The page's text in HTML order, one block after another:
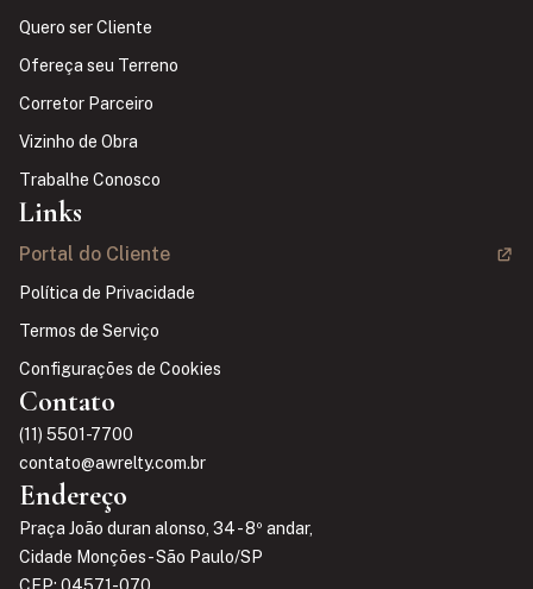
Quero ser Cliente
Ofereça seu Terreno
Corretor Parceiro
Vizinho de Obra
Trabalhe Conosco
Links
Portal do Cliente
Política de Privacidade
Termos de Serviço
Configurações de Cookies
Contato
(11) 5501-7700
contato@awrelty.com.br
Endereço
Praça João duran alonso, 34 - 8º andar,
Cidade Monções - São Paulo/SP